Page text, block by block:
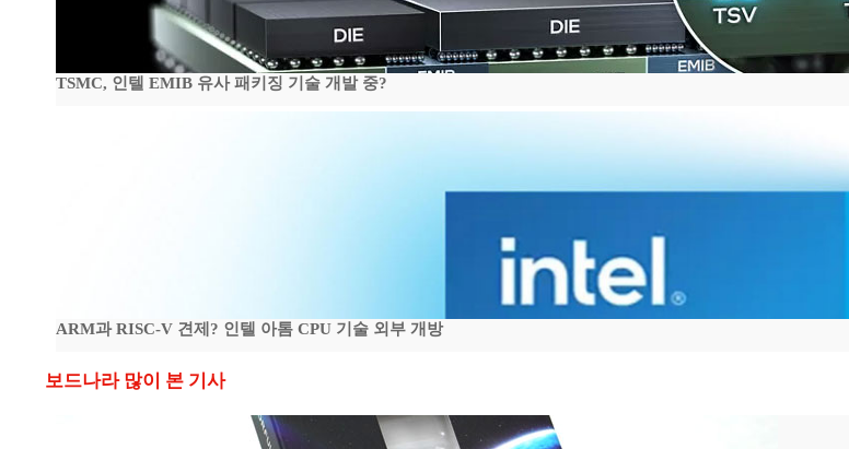
TSMC, 인텔 EMIB 유사 패키징 기술 개발 중?
ARM과 RISC-V 견제? 인텔 아톰 CPU 기술 외부 개방
보드나라 많이 본 기사